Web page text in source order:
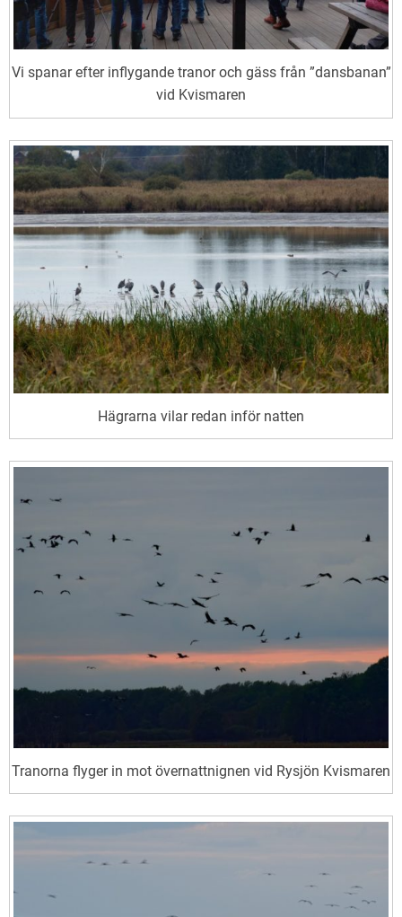
Vi spanar efter inflygande tranor och gäss från ”dansbanan”
vid Kvismaren
Hägrarna vilar redan inför natten
Tranorna flyger in mot övernattnignen vid Rysjön Kvismaren